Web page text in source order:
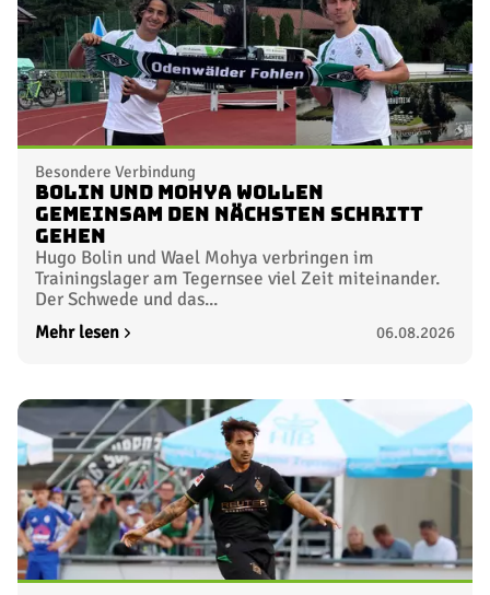
Besondere Verbindung
Bolin und Mohya wollen
gemeinsam den nächsten Schritt
gehen
Hugo Bolin und Wael Mohya verbringen im
Trainingslager am Tegernsee viel Zeit miteinander.
Der Schwede und das...
Mehr lesen 06.08.2026